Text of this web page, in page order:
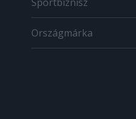
Országmárka